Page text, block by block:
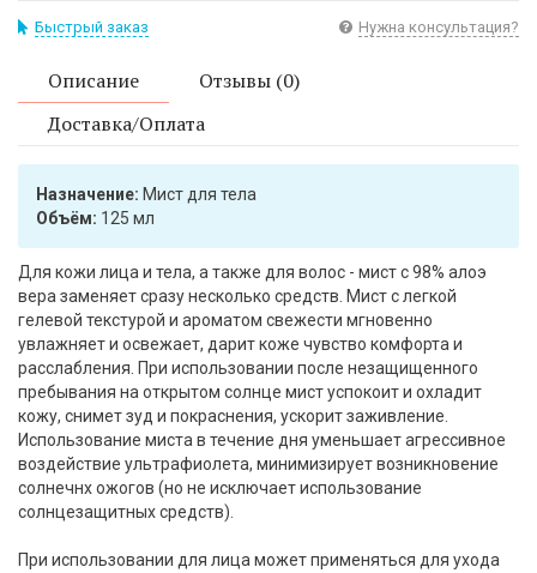
Быстрый заказ Нужна консультация?
Описание
Отзывы (0)
Доставка/Оплата
Назначение: Мист для тела
Объём: 125 мл
Для кожи лица и тела, а также для волос - мист с 98% алоэ
вера заменяет сразу несколько средств. Мист с легкой
гелевой текстурой и ароматом свежести мгновенно
увлажняет и освежает, дарит коже чувство комфорта и
расслабления. При использовании после незащищенного
пребывания на открытом солнце мист успокоит и охладит
кожу, снимет зуд и покраснения, ускорит заживление.
Использование миста в течение дня уменьшает агрессивное
воздействие ультрафиолета, минимизирует возникновение
солнечнх ожогов (но не исключает использование
солнцезащитных средств).
При использовании для лица может применяться для ухода